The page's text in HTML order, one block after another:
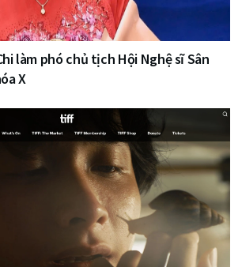
làm phó chủ tịch Hội Nghệ sĩ Sân
X